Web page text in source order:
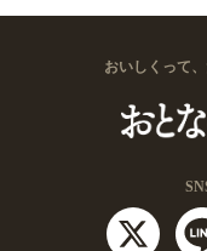
おいしくって